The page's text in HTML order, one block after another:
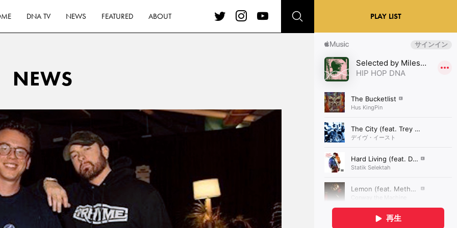
DNA TV NEWS FEATURED ABOUT
NEWS
PLAY LIST